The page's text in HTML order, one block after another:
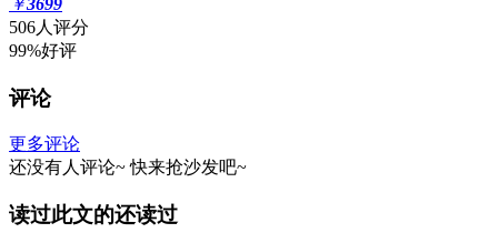
￥3699
506人评分
99%好评
评论
更多评论
还没有人评论~ 快来抢沙发吧~
读过此文的还读过